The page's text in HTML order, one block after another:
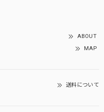
ABOUT
MAP
送料について